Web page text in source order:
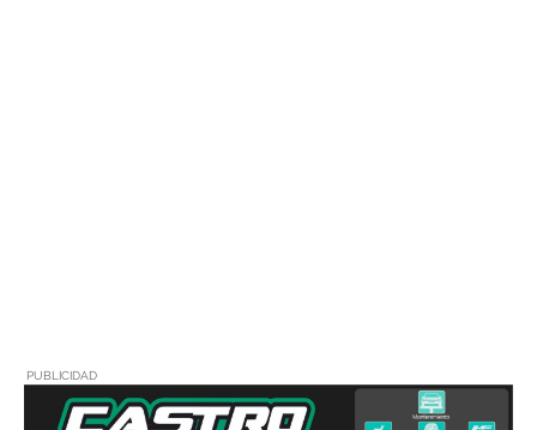
PUBLICIDAD